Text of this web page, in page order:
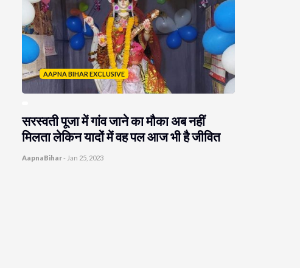
AAPNA BIHAR EXCLUSIVE
सरस्वती पूजा में गांव जाने का मौका अब नहीं
मिलता लेकिन यादों में वह पल आज भी है जीवित
AapnaBihar- Jan 25, 2023